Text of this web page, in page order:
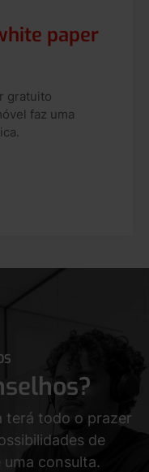
paper
gratuito
faz uma
terá todo o prazer
de
consulta.